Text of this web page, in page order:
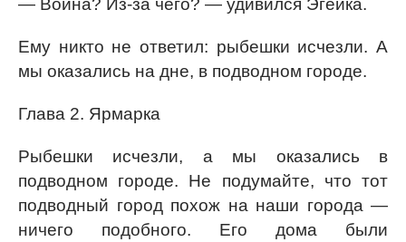
— Война? Из-за чего? — удивился Эгейка.
Ему никто не ответил: рыбешки исчезли. А
мы оказались на дне, в подводном городе.
Глава 2. Ярмарка
Рыбешки исчезли, а мы оказались в
подводном городе. Не подумайте, что тот
подводный город похож на наши города —
ничего подобного. Его дома были